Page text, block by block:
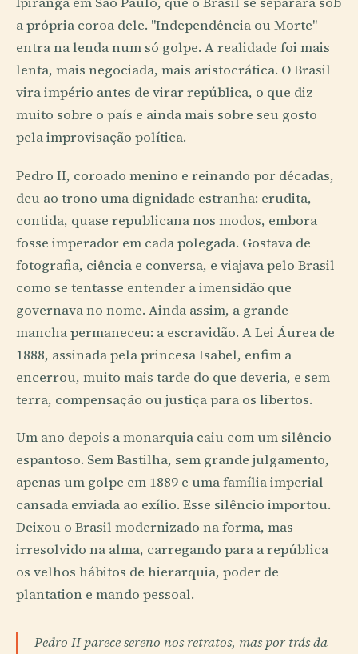
a própria coroa dele. "Independência ou Morte"
entra na lenda num só golpe. A realidade foi mais
lenta, mais negociada, mais aristocrática. O Brasil
vira império antes de virar república, o que diz
muito sobre o país e ainda mais sobre seu gosto
pela improvisação política.
Pedro II, coroado menino e reinando por décadas,
deu ao trono uma dignidade estranha: erudita,
contida, quase republicana nos modos, embora
fosse imperador em cada polegada. Gostava de
fotografia, ciência e conversa, e viajava pelo Brasil
como se tentasse entender a imensidão que
governava no nome. Ainda assim, a grande
mancha permaneceu: a escravidão. A Lei Áurea de
1888, assinada pela princesa Isabel, enfim a
encerrou, muito mais tarde do que deveria, e sem
terra, compensação ou justiça para os libertos.
Um ano depois a monarquia caiu com um silêncio
espantoso. Sem Bastilha, sem grande julgamento,
apenas um golpe em 1889 e uma família imperial
cansada enviada ao exílio. Esse silêncio importou.
Deixou o Brasil modernizado na forma, mas
irresolvido na alma, carregando para a república
os velhos hábitos de hierarquia, poder de
plantation e mando pessoal.
Pedro II parece sereno nos retratos, mas por trás da